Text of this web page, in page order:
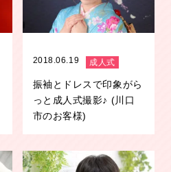
2018.06.19 成人式
振袖とドレスで印象がら
っと成人式撮影♪ (川口
市のお客様)